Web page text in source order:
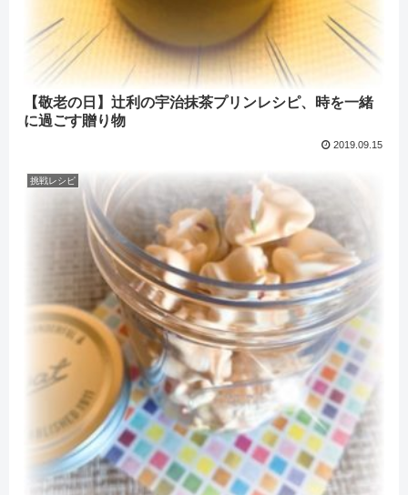
【敬老の日】辻利の宇治抹茶プリンレシピ、時を一緒
に過ごす贈り物
2019.09.15
挑戦レシピ